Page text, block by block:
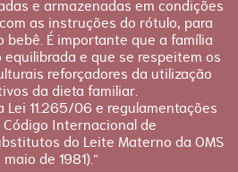
e armazenadas em condições
as instruções do rótulo, para
É importante que a família
e que se respeitem os
reforçadores da utilização
da dieta familiar.
Lei 11.265/06 e regulamentações
Internacional de
do Leite Materno da OMS
de 1981).”